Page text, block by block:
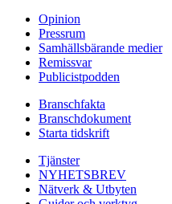
Opinion
Pressrum
Samhällsbärande medier
Remissvar
Publicistpodden
Branschfakta
Branschdokument
Starta tidskrift
Tjänster
NYHETSBREV
Nätverk & Utbyten